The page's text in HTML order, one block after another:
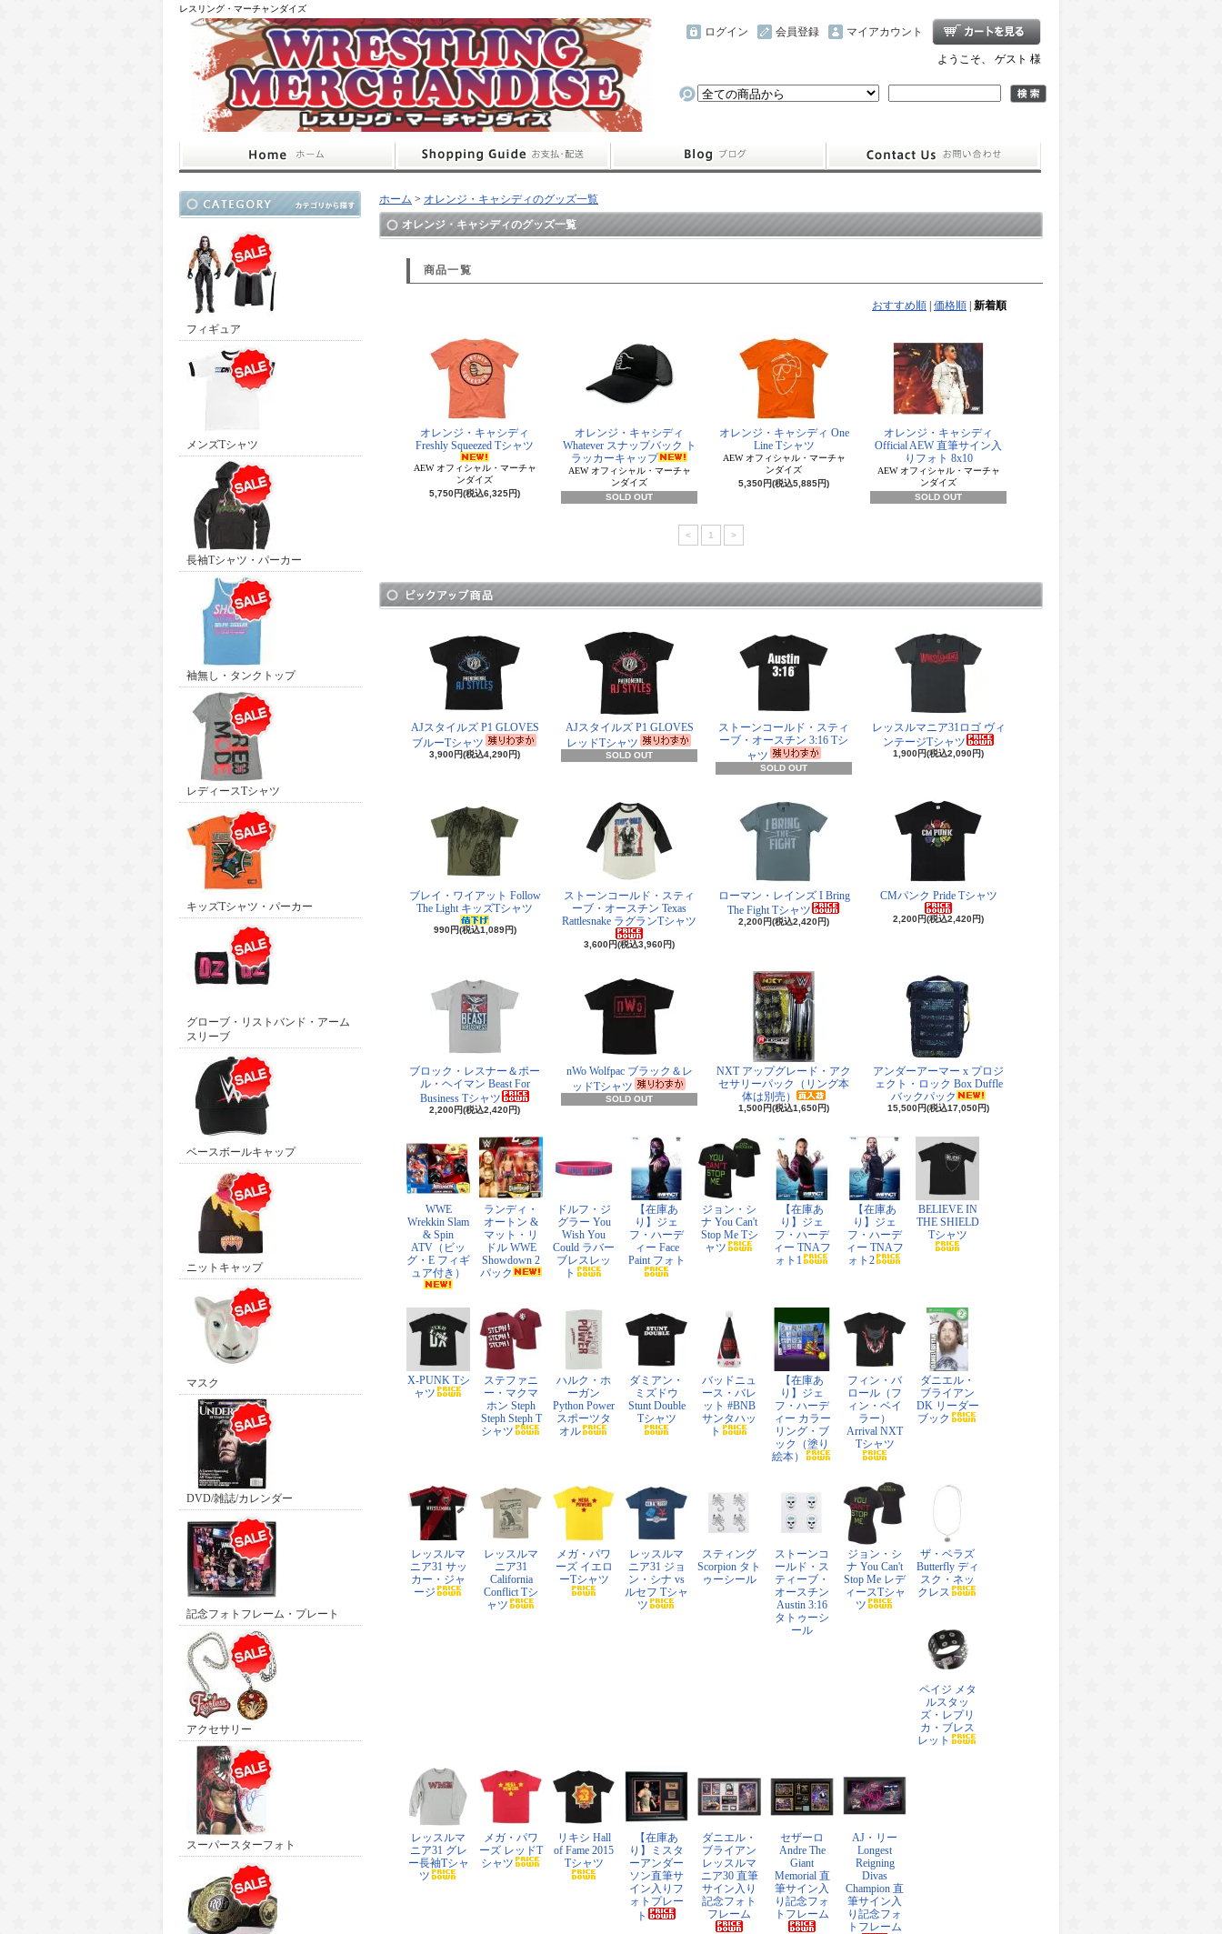
レスリング・マーチャンダイズ
マイアカウント
会員登録
ログイン
ようこそ、 ゲスト 様
フィギュア
メンズTシャツ
長袖Tシャツ・パーカー
袖無し・タンクトップ
レディースTシャツ
キッズTシャツ・パーカー
グローブ・リストバンド・アーム
スリーブ
ベースボールキャップ
ニットキャップ
マスク
DVD/雑誌/カレンダー
記念フォトフレーム・プレート
アクセサリー
スーパースターフォト
ホーム > オレンジ・キャシディのグッズ一覧
オレンジ・キャシディのグッズ一覧
商品一覧
おすすめ順 価格順 新着順
オレンジ・キャシディ
Freshly Squeezed Tシャツ
AEW オフィシャル・マーチャ
ンダイズ
5,750円(税込6,325円)
オレンジ・キャシディ
Whatever スナップバック ト
ラッカーキャップ
AEW オフィシャル・マーチャ
ンダイズ
SOLD OUT
オレンジ・キャシディ One
Line Tシャツ
AEW オフィシャル・マーチャ
ンダイズ
5,350円(税込5,885円)
オレンジ・キャシディ
Official AEW 直筆サイン入
りフォト 8x10
AEW オフィシャル・マーチャ
ンダイズ
SOLD OUT
< 1 >
AJスタイルズ P1 GLOVES
ブルーTシャツ
3,900円(税込4,290円)
AJスタイルズ P1 GLOVES
レッドTシャツ
SOLD OUT
ストーンコールド・スティ
ーブ・オースチン 3:16 Tシ
ャツ
SOLD OUT
レッスルマニア31ロゴ ヴィ
ンテージTシャツ
1,900円(税込2,090円)
ブレイ・ワイアット Follow
The Light キッズTシャツ
990円(税込1,089円)
ストーンコールド・スティ
ーブ・オースチン Texas
Rattlesnake ラグランTシャツ
3,600円(税込3,960円)
ローマン・レインズ I Bring
The Fight Tシャツ
2,200円(税込2,420円)
CMパンク Pride Tシャツ
2,200円(税込2,420円)
ブロック・レスナー＆ポー
ル・ヘイマン Beast For
Business Tシャツ
2,200円(税込2,420円)
nWo Wolfpac ブラック＆レ
ッドTシャツ
SOLD OUT
NXT アップグレード・アク
セサリーパック（リング本
体は別売）
1,500円(税込1,650円)
アンダーアーマー x プロジ
ェクト・ロック Box Duffle
バックパック
15,500円(税込17,050円)
WWE
Wrekkin Slam
& Spin
ATV（ビッ
グ・E フィギ
ュア付き）
ランディ・
オートン &
マット・リ
ドル WWE
Showdown 2
パック
ドルフ・ジ
グラー You
Wish You
Could ラバー
ブレスレッ
ト
【在庫あ
り】ジェ
フ・ハーデ
ィー Face
Paint フォト
ジョン・シ
ナ You Can't
Stop Me Tシ
ャツ
【在庫あ
り】ジェ
フ・ハーデ
ィー TNAフ
ォト1
【在庫あ
り】ジェ
フ・ハーデ
ィー TNAフ
ォト2
BELIEVE IN
THE SHIELD
Tシャツ
X-PUNK Tシ
ャツ
ステファニ
ー・マクマ
ホン Steph
Steph Steph T
シャツ
ハルク・ホ
ーガン
Python Power
スポーツタ
オル
ダミアン・
ミズドウ
Stunt Double
Tシャツ
バッドニュ
ース・バレ
ット #BNB
サンタハッ
ト
【在庫あ
り】ジェ
フ・ハーデ
ィー カラー
リング・ブ
ック（塗り
絵本）
フィン・バ
ロール（フ
ィン・ベイ
ラー）
Arrival NXT
Tシャツ
ダニエル・
ブライアン
DK リーダー
ブック
レッスルマ
ニア31 サッ
カー・ジャ
ージ
レッスルマ
ニア31
California
Conflict Tシ
ャツ
メガ・パワ
ーズ イエロ
ーTシャツ
レッスルマ
ニア31 ジョ
ン・シナ vs
ルセフ Tシャ
ツ
スティング
Scorpion タト
ゥーシール
ストーンコ
ールド・ス
ティーブ・
オースチン
Austin 3:16
タトゥーシ
ール
ジョン・シ
ナ You Can't
Stop Me レデ
ィースTシャ
ツ
ザ・ベラズ
Butterfly ディ
スク・ネッ
クレス
ペイジ メタ
ルスタッ
ズ・レプリ
カ・ブレス
レット
レッスルマ
ニア31 グレ
ー長袖Tシャ
ツ
メガ・パワ
ーズ レッドT
シャツ
リキシ Hall
of Fame 2015
Tシャツ
【在庫あ
り】ミスタ
ーアンダー
ソン直筆サ
イン入りフ
ォトプレー
ト
ダニエル・
ブライアン
レッスルマ
ニア30 直筆
サイン入り
記念フォト
フレーム
セザーロ
Andre The
Giant
Memorial 直
筆サイン入
り記念フォ
トフレーム
AJ・リー
Longest
Reigning
Divas
Champion 直
筆サイン入
り記念フォ
トフレーム